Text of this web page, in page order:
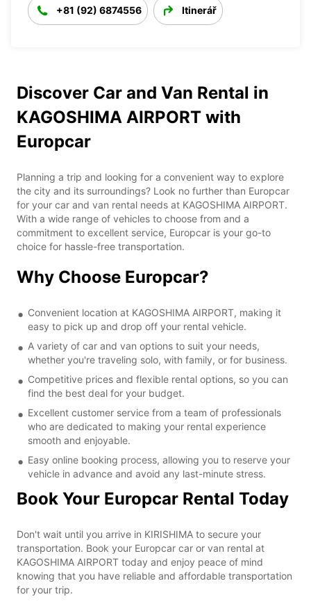
+81 (92) 6874556 Itinerář
Discover Car and Van Rental in
KAGOSHIMA AIRPORT with
Europcar
Planning a trip and looking for a convenient way to explore
the city and its surroundings? Look no further than Europcar
for your car and van rental needs at KAGOSHIMA AIRPORT.
With a wide range of vehicles to choose from and a
commitment to excellent service, Europcar is your go-to
choice for hassle-free transportation.
Why Choose Europcar?
Convenient location at KAGOSHIMA AIRPORT, making it
easy to pick up and drop off your rental vehicle.
A variety of car and van options to suit your needs,
whether you're traveling solo, with family, or for business.
Competitive prices and flexible rental options, so you can
find the best deal for your budget.
Excellent customer service from a team of professionals
who are dedicated to making your rental experience
smooth and enjoyable.
Easy online booking process, allowing you to reserve your
vehicle in advance and avoid any last-minute stress.
Book Your Europcar Rental Today
Don't wait until you arrive in KIRISHIMA to secure your
transportation. Book your Europcar car or van rental at
KAGOSHIMA AIRPORT today and enjoy peace of mind
knowing that you have reliable and affordable transportation
for your trip.